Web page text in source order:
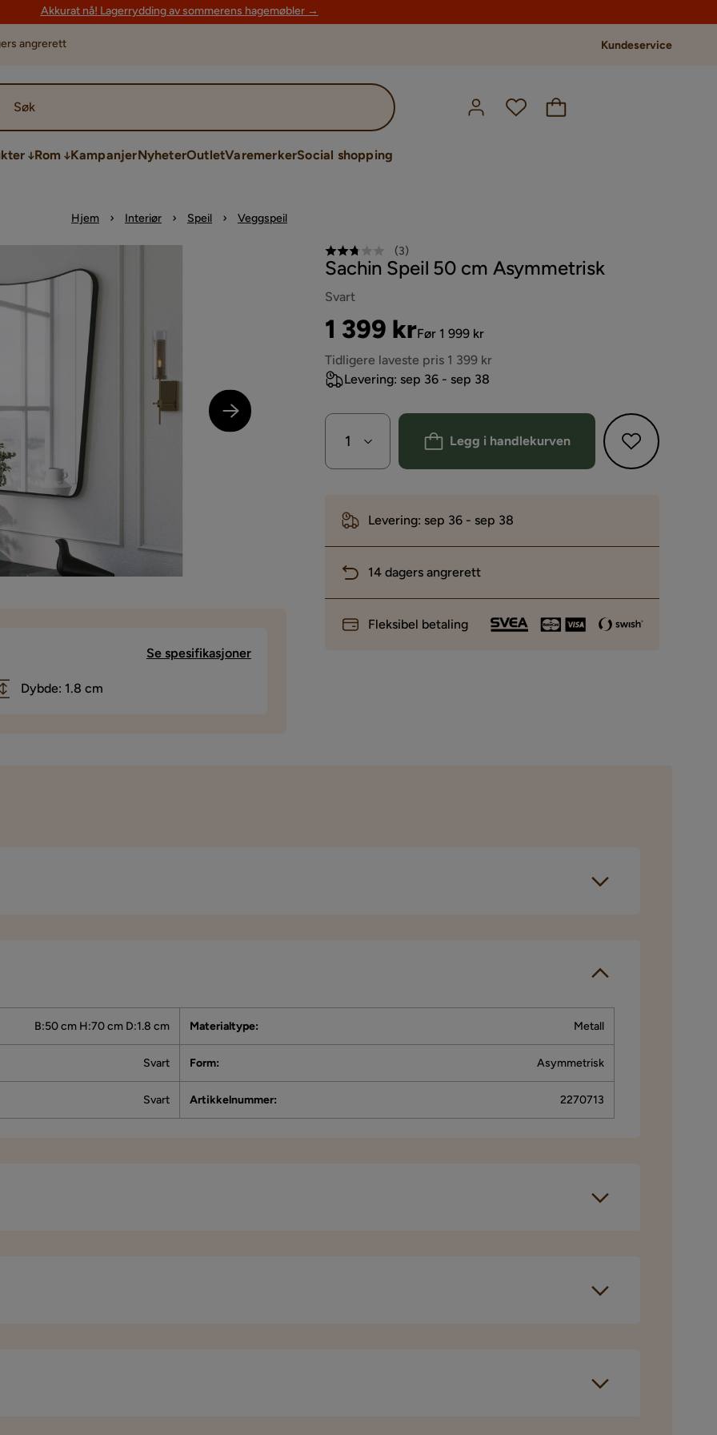
Akkurat nå! Lagerrydding av sommerens hagemøbler →
angrerett Kundeservice
Søk
Rom KampanjerNyheterOutletVaremerkerSocial shopping
Hjem Interiør Speil Veggspeil
Se spesifikasjoner
Dybde: 1.8 cm
(3)
Sachin Speil 50 cm Asymmetrisk
Svart
Pris
1 399 kr
Original
Pris
Før 1 999 kr
Tidligere laveste pris 1 399 kr
Levering: sep 36 - sep 38
Legg i handlekurven
Levering: sep 36 - sep 38
14 dagers angrerett
Fleksibel betaling
vi trodde det ville være.
B:50 cm H:70 cm D:1.8 cm Materialtype: Metall
Svart Form: Asymmetrisk
Svart Artikkelnummer: 2270713